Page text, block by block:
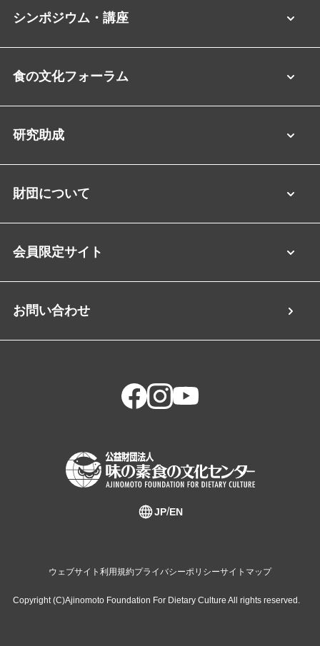
シンポジウム・講座
食の文化フォーラム
研究助成
財団について
会員限定サイト
お問い合わせ
JP EN
ウェブサイト利用規約プライバシーポリシーサイトマップ
Copyright (C)Ajinomoto Foundation For Dietary Culture All rights reserved.